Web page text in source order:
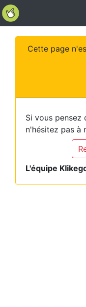
Cette page
Si vous pensez
n'hésitez pas à
L'équipe